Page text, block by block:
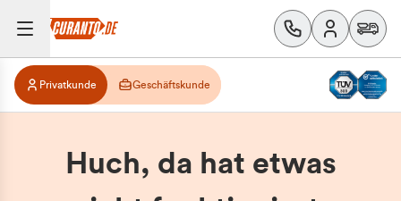
Privatkunde Geschäftskunde
Huch, da hat etwas